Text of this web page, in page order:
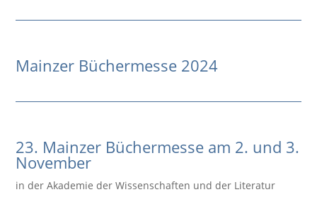
Mainzer Büchermesse 2024
23. Mainzer Büchermesse am 2. und 3.
November
in der Akademie der Wissenschaften und der Literatur